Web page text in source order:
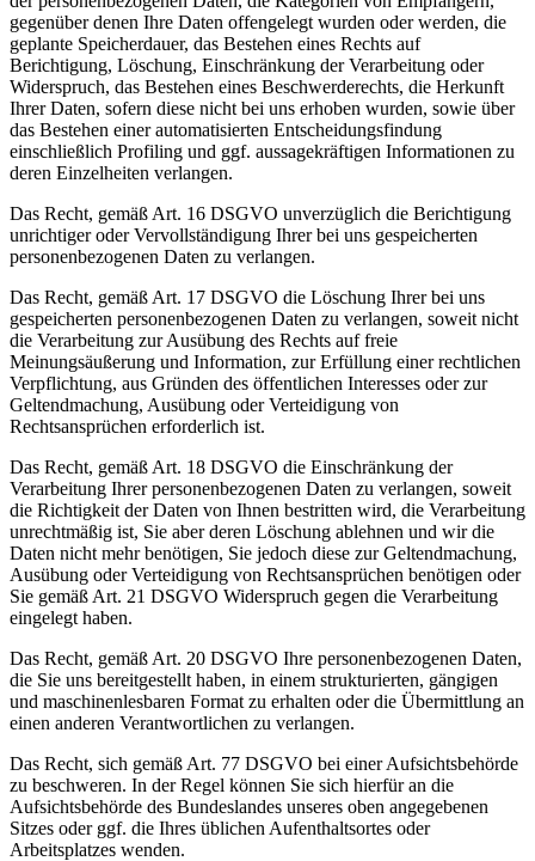
gegenüber denen Ihre Daten offengelegt wurden oder werden, die
geplante Speicherdauer, das Bestehen eines Rechts auf
Berichtigung, Löschung, Einschränkung der Verarbeitung oder
Widerspruch, das Bestehen eines Beschwerderechts, die Herkunft
Ihrer Daten, sofern diese nicht bei uns erhoben wurden, sowie über
das Bestehen einer automatisierten Entscheidungsfindung
einschließlich Profiling und ggf. aussagekräftigen Informationen zu
deren Einzelheiten verlangen.
Das Recht, gemäß Art. 16 DSGVO unverzüglich die Berichtigung
unrichtiger oder Vervollständigung Ihrer bei uns gespeicherten
personenbezogenen Daten zu verlangen.
Das Recht, gemäß Art. 17 DSGVO die Löschung Ihrer bei uns
gespeicherten personenbezogenen Daten zu verlangen, soweit nicht
die Verarbeitung zur Ausübung des Rechts auf freie
Meinungsäußerung und Information, zur Erfüllung einer rechtlichen
Verpflichtung, aus Gründen des öffentlichen Interesses oder zur
Geltendmachung, Ausübung oder Verteidigung von
Rechtsansprüchen erforderlich ist.
Das Recht, gemäß Art. 18 DSGVO die Einschränkung der
Verarbeitung Ihrer personenbezogenen Daten zu verlangen, soweit
die Richtigkeit der Daten von Ihnen bestritten wird, die Verarbeitung
unrechtmäßig ist, Sie aber deren Löschung ablehnen und wir die
Daten nicht mehr benötigen, Sie jedoch diese zur Geltendmachung,
Ausübung oder Verteidigung von Rechtsansprüchen benötigen oder
Sie gemäß Art. 21 DSGVO Widerspruch gegen die Verarbeitung
eingelegt haben.
Das Recht, gemäß Art. 20 DSGVO Ihre personenbezogenen Daten,
die Sie uns bereitgestellt haben, in einem strukturierten, gängigen
und maschinenlesbaren Format zu erhalten oder die Übermittlung an
einen anderen Verantwortlichen zu verlangen.
Das Recht, sich gemäß Art. 77 DSGVO bei einer Aufsichtsbehörde
zu beschweren. In der Regel können Sie sich hierfür an die
Aufsichtsbehörde des Bundeslandes unseres oben angegebenen
Sitzes oder ggf. die Ihres üblichen Aufenthaltsortes oder
Arbeitsplatzes wenden.